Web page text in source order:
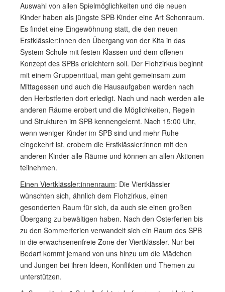
Auswahl von allen Spielmöglichkeiten und die neuen
Kinder haben als jüngste SPB Kinder eine Art Schonraum.
Es findet eine Eingewöhnung statt, die den neuen
Erstklässler:innen den Übergang von der Kita in das
System Schule mit festen Klassen und dem offenen
Konzept des SPBs erleichtern soll. Der Flohzirkus beginnt
mit einem Gruppenritual, man geht gemeinsam zum
Mittagessen und auch die Hausaufgaben werden nach
den Herbstferien dort erledigt. Nach und nach werden alle
anderen Räume erobert und die Möglichkeiten, Regeln
und Strukturen im SPB kennengelernt. Nach 15:00 Uhr,
wenn weniger Kinder im SPB sind und mehr Ruhe
eingekehrt ist, erobern die Erstklässler:innen mit den
anderen Kinder alle Räume und können an allen Aktionen
teilnehmen.
Einen Viertklässler:innenraum: Die Viertklässler
wünschten sich, ähnlich dem Flohzirkus, einen
gesonderten Raum für sich, da auch sie einen großen
Übergang zu bewältigen haben. Nach den Osterferien bis
zu den Sommerferien verwandelt sich ein Raum des SPB
in die erwachsenenfreie Zone der Viertklässler. Nur bei
Bedarf kommt jemand von uns hinzu um die Mädchen
und Jungen bei ihren Ideen, Konflikten und Themen zu
unterstützen.